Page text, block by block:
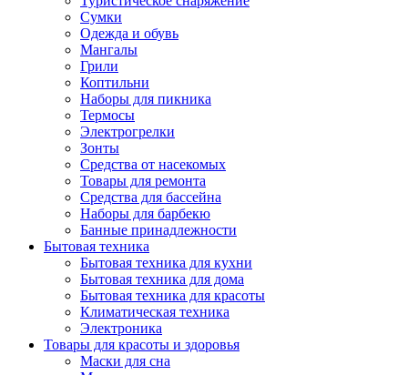
Сумки
Одежда и обувь
Мангалы
Грили
Коптильни
Наборы для пикника
Термосы
Электрогрелки
Зонты
Средства от насекомых
Товары для ремонта
Средства для бассейна
Наборы для барбекю
Банные принадлежности
Бытовая техника
Бытовая техника для кухни
Бытовая техника для дома
Бытовая техника для красоты
Климатическая техника
Электроника
Товары для красоты и здоровья
Маски для сна